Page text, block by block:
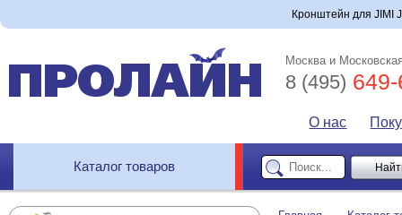
Кронштейн для JIMI
Москва и
8 (495)
О нас
Каталог товаров